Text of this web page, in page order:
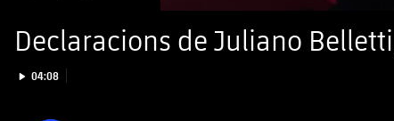
Declaracions de Juliano
Iniciar video
04:08